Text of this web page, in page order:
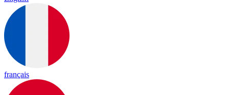
français